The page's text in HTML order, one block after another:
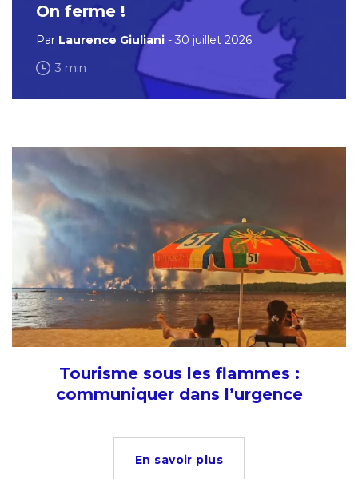
On ferme !
Par Laurence Giuliani - 30 juillet 2026
3 min
Tourisme sous les flammes :
communiquer dans l’urgence
En savoir plus